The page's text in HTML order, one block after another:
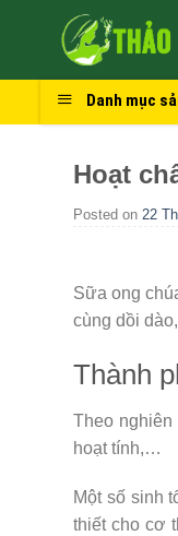
Danh mục
Hoạt
Posted on 22
Sữa ong
cùng dồi
Thành
Theo
hoạt tính,…
Một số sinh
thiết cho cơ